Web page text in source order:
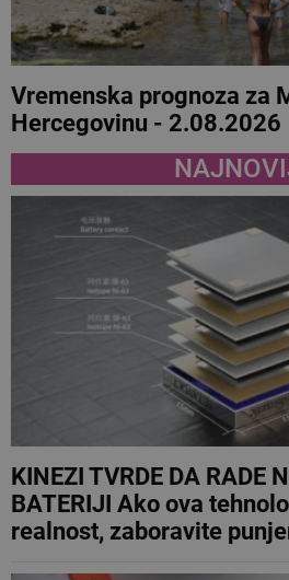
Vremenska prognoza za
Hercegovinu - 2.08.2026
KINEZI TVRDE DA RADE
BATERIJI Ako ova
realnost, zaboravite